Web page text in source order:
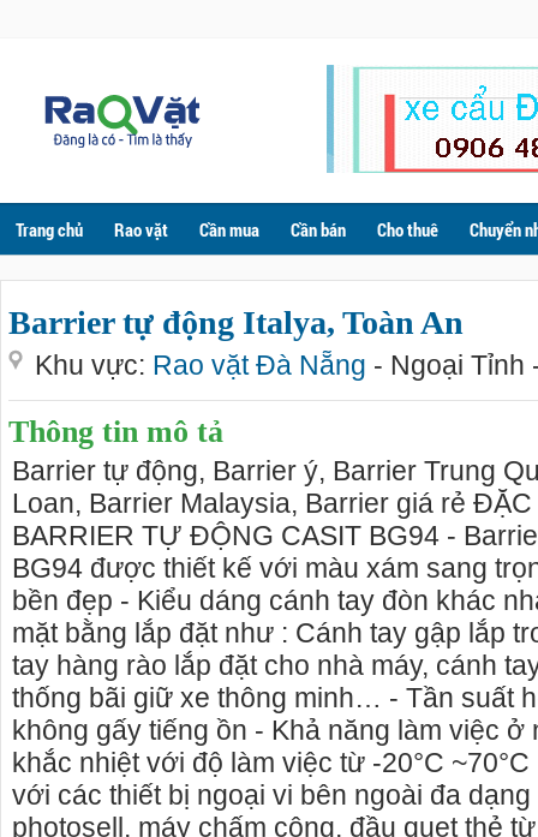
Trang chủ Rao vặt Cần mua Cần bán Cho thuê Chuyển
Barrier tự động Italya, Toàn An
Khu vực: Rao vặt Đà Nẵng - Ngoại Tỉnh
Thông tin mô tả
Barrier tự động, Barrier ý, Barrier Trung
Loan, Barrier Malaysia, Barrier giá rẻ
BARRIER TỰ ĐỘNG CASIT BG94 -
BG94 được thiết kế với màu xám sang
bền đẹp - Kiểu dáng cánh tay đòn khác
mặt bằng lắp đặt như : Cánh tay gập lắp
tay hàng rào lắp đặt cho nhà máy, cánh
thống bãi giữ xe thông minh… - Tần suất
không gấy tiếng ồn - Khả năng làm việc
khắc nhiệt với độ làm việc từ -20°C
với các thiết bị ngoại vi bên ngoài đa
photosell, máy chấm công, đầu quẹt thẻ